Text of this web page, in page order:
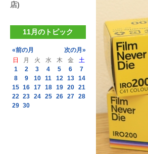
店)
11月のトピック
«前の月
次の月»
日
月 火 水 木 金
土
1
2 3 4 5 6
7
8
9 10 11 12 13 14
15 16 17 18 19 20 21
22 23 24 25 26 27 28
29 30